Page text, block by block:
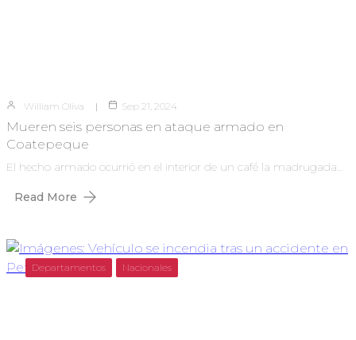
William Oliva Sep 21, 2024
Mueren seis personas en ataque armado en
Coatepeque
El hecho armado ocurrió en el interior de un café la madrugada…
Read More
Departamentos Nacionales